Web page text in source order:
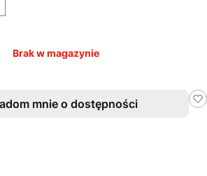
Brak w magazynie
mnie o dostępności